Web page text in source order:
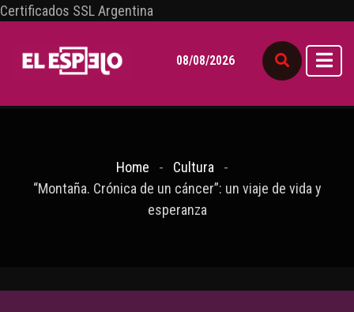
Certificados SSL Argentina
08/08/2026
Home
Cultura
“Montaña. Crónica de un cáncer”: un viaje de vida y
esperanza